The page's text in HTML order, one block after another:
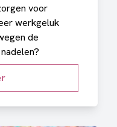
voor
werkgeluk
de